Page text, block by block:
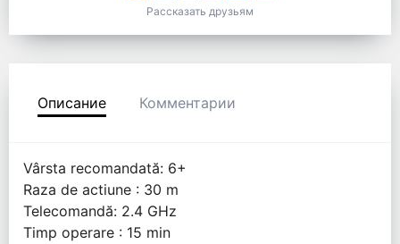
Рассказать друзьям
Описание Комментарии
Vârsta recomandată: 6+
Raza de actiune : 30 m
Telecomandă: 2.4 GHz
Timp operare : 15 min